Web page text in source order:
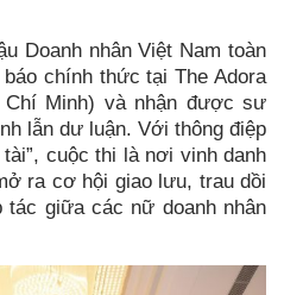
Doanh nhân Việt Nam toàn
chính thức tại The Adora
Chí Minh) và nhận được sư
lẫn dư luận. Với thông điệp
cuộc thi là nơi vinh danh
ra cơ hội giao lưu, trau dồi
giữa các nữ doanh nhân